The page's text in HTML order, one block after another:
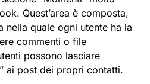
Quest’area è composta,
nella quale ogni utente ha la
commenti o file
possono lasciare
ai post dei propri contatti.